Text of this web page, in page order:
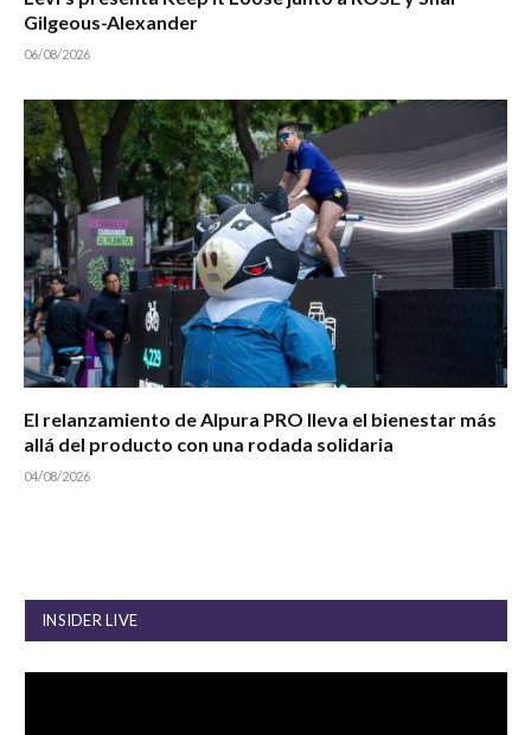
Gilgeous-Alexander
06/08/2026
El relanzamiento de Alpura PRO lleva el bienestar más
allá del producto con una rodada solidaria
04/08/2026
INSIDER LIVE